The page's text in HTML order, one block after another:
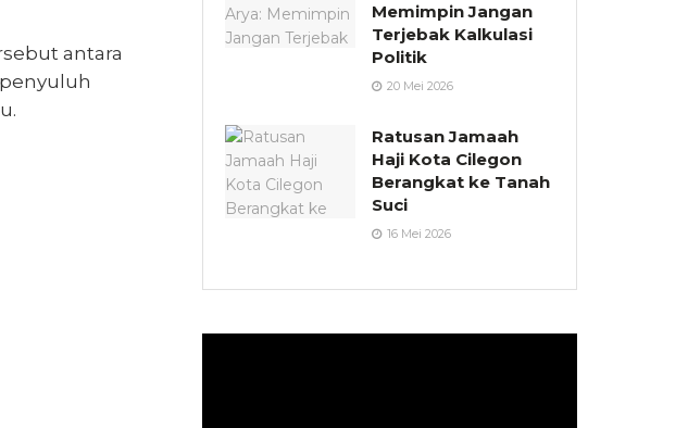
antara
Memimpin Jangan
Terjebak Kalkulasi
Politik
20 Mei 2026
Ratusan Jamaah
Haji Kota Cilegon
Berangkat ke Tanah
Suci
16 Mei 2026